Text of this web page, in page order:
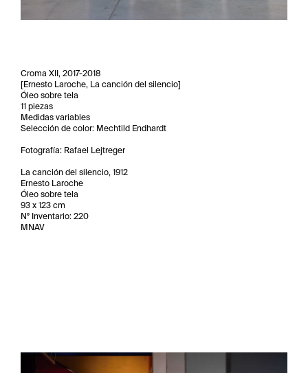
Croma XII, 2017-2018
[Ernesto Laroche, La canción del silencio]
Óleo sobre tela
11 piezas
Medidas variables
Selección de color: Mechtild Endhardt
Fotografía: Rafael Lejtreger
La canción del silencio, 1912
Ernesto Laroche
Óleo sobre tela
93 x 123 cm
N° Inventario: 220
MNAV